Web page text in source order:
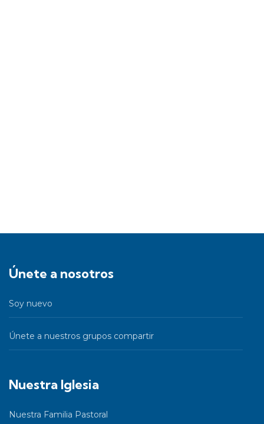
Únete a nosotros
Soy nuevo
Únete a nuestros grupos compartir
Nuestra Iglesia
Nuestra Familia Pastoral